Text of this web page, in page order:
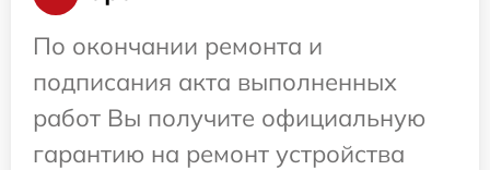
По окончании ремонта и
подписания акта выполненных
работ Вы получите официальную
гарантию на ремонт устройства